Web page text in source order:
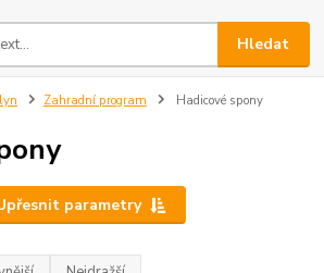
Hledat
Zahradní program Hadicové spony
parametry